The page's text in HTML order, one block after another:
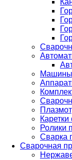
Машины
Ролики
Сварка
Сварочная